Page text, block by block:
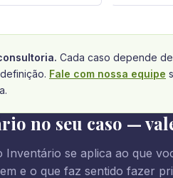
Cada caso depende
Fale com nossa equipe
no seu caso —
Inventário se aplica ao que
e o que faz sentido fazer